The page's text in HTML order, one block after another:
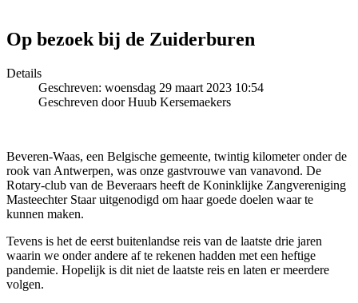
Op bezoek bij de Zuiderburen
Details
Geschreven: woensdag 29 maart 2023 10:54
Geschreven door Huub Kersemaekers
Beveren-Waas, een Belgische gemeente, twintig kilometer onder de
rook van Antwerpen, was onze gastvrouwe van vanavond. De
Rotary-club van de Beveraars heeft de Koninklijke Zangvereniging
Masteechter Staar uitgenodigd om haar goede doelen waar te
kunnen maken.
Tevens is het de eerst buitenlandse reis van de laatste drie jaren
waarin we onder andere af te rekenen hadden met een heftige
pandemie. Hopelijk is dit niet de laatste reis en laten er meerdere
volgen.